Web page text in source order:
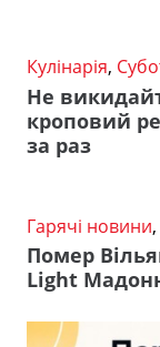
Кулінарія,
Не
кроповий
за раз
Гарячі новини,
Помер
Light